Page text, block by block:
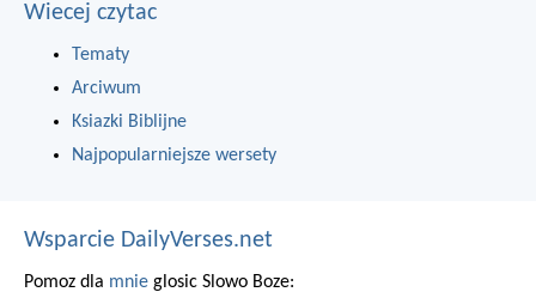
Wiecej czytac
Tematy
Arciwum
Ksiazki Biblijne
Najpopularniejsze wersety
Wsparcie DailyVerses.net
Pomoz dla mnie glosic Slowo Boze: